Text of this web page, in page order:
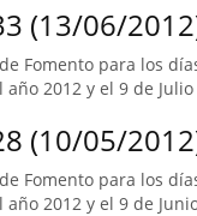
(13/06/
Fomento para los
2012 y el 9 de Julio
(10/05/
Fomento para los
2012 y el 9 de